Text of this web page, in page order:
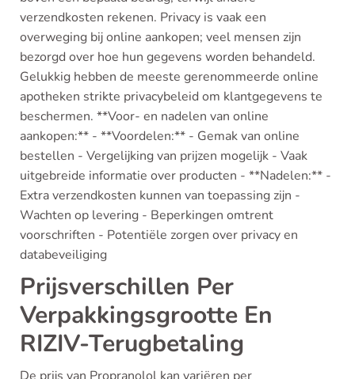
verzendkosten rekenen. Privacy is vaak een
overweging bij online aankopen; veel mensen zijn
bezorgd over hoe hun gegevens worden behandeld.
Gelukkig hebben de meeste gerenommeerde online
apotheken strikte privacybeleid om klantgegevens te
beschermen. **Voor- en nadelen van online
aankopen:** - **Voordelen:** - Gemak van online
bestellen - Vergelijking van prijzen mogelijk - Vaak
uitgebreide informatie over producten - **Nadelen:** -
Extra verzendkosten kunnen van toepassing zijn -
Wachten op levering - Beperkingen omtrent
voorschriften - Potentiële zorgen over privacy en
databeveiliging
Prijsverschillen Per
Verpakkingsgrootte En
RIZIV-Terugbetaling